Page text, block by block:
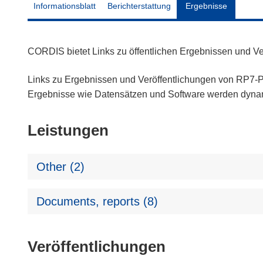
Informationsblatt Berichterstattung Ergebnisse
CORDIS bietet Links zu öffentlichen Ergebnissen und
Links zu Ergebnissen und Veröffentlichungen von
Ergebnisse wie Datensätzen und Software werden
Leistungen
Other (2)
Documents, reports (8)
Veröffentlichungen